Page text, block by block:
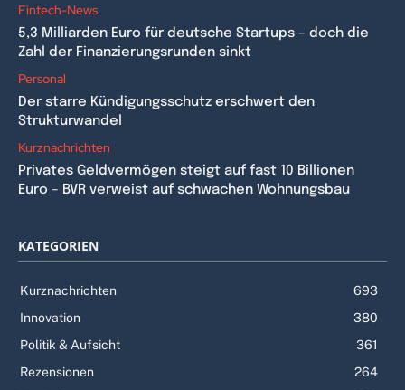
Fintech-News
5,3 Milliarden Euro für deutsche Startups – doch die
Zahl der Finanzierungsrunden sinkt
Personal
Der starre Kündigungsschutz erschwert den
Strukturwandel
Kurznachrichten
Privates Geldvermögen steigt auf fast 10 Billionen
Euro – BVR verweist auf schwachen Wohnungsbau
KATEGORIEN
Kurznachrichten
693
Innovation
380
Politik & Aufsicht
361
Rezensionen
264